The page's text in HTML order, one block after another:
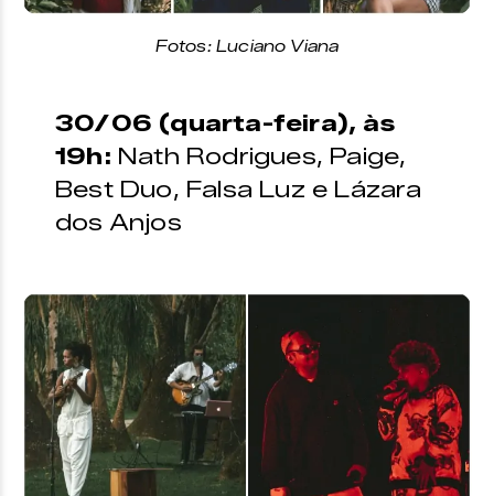
Fotos: Luciano Viana
30/06 (quarta-feira), às
19h: Nath Rodrigues, Paige,
Best Duo, Falsa Luz e Lázara
dos Anjos